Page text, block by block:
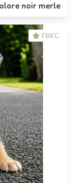
noir merle
FBKC